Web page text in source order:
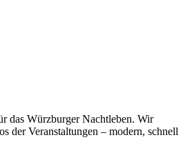
das Würzburger Nachtleben. Wir
der Veranstaltungen – modern, schnell